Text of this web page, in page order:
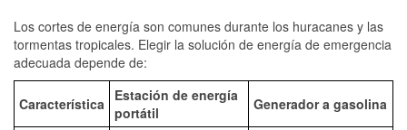
Los cortes de energía son comunes durante los huracanes y las
tormentas tropicales. Elegir la solución de energía de emergencia
adecuada depende de:
Característica
Estación de energía
portátil
Generador a gasolina